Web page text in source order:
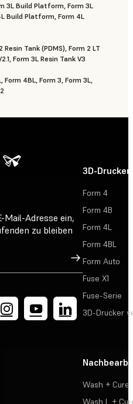
3L Build Platform, Form 3L
Build Platform, Form 4L
Tank (PDMS), Form 2 LT
Form 3L Resin Tank V3
4BL, Form 3, Form 3L,
Mail-Adresse ein,
zu bleiben
Registrieren
3D-Drucker
Form 4
Form 4B
Form 4L
Form 4BL
Form Auto
Fuse X1
Fuse-Serie
3D-Drucker
Wash + Cure
Wash L +